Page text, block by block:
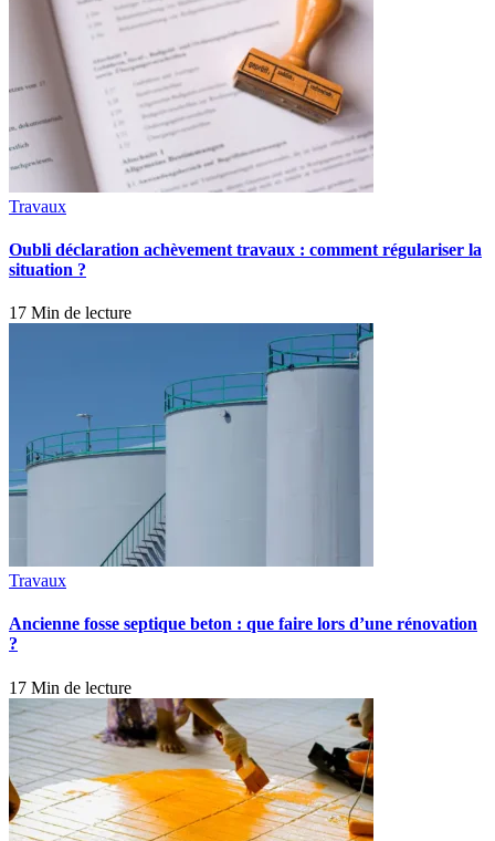
Travaux
Oubli déclaration achèvement travaux : comment régulariser la
situation ?
17 Min de lecture
Travaux
Ancienne fosse septique beton : que faire lors d’une rénovation
?
17 Min de lecture